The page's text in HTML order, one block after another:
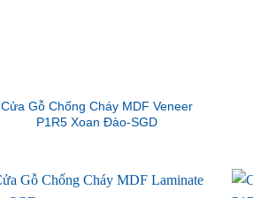
Cửa Gỗ Chống Cháy MDF Veneer
P1R5 Xoan Đào-SGD